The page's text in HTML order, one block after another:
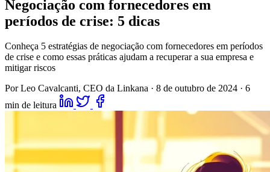
Negociação com fornecedores em
períodos de crise: 5 dicas
Conheça 5 estratégias de negociação com fornecedores em períodos
de crise e como essas práticas ajudam a recuperar a sua empresa e
mitigar riscos
Por Leo Cavalcanti, CEO da Linkana · 8 de outubro de 2024 · 6
min de leitura